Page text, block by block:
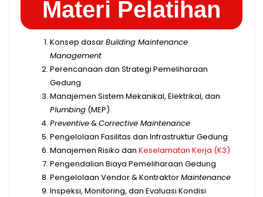
Materi Pelatihan
Konsep dasarBuilding Maintenance
Management
Perencanaan dan Strategi Pemeliharaan
Gedung
Manajemen Sistem Mekanikal, Elektrikal, dan
Plumbing (MEP)
Preventive&Corrective Maintenance
Pengelolaan Fasilitas dan Infrastruktur Gedung
Manajemen Risiko dan Keselamatan Kerja (K3)
Pengendalian Biaya Pemeliharaan Gedung
Pengelolaan Vendor & KontraktorMaintenance
Inspeksi, Monitoring, dan Evaluasi Kondisi